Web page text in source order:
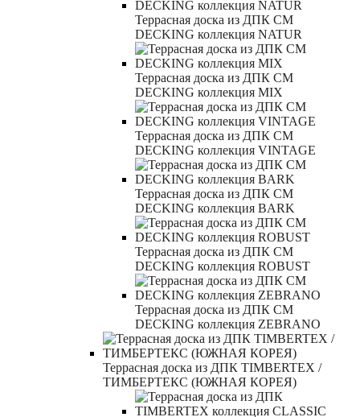
Террасная доска из ДПК CM
DECKING коллекция NATUR
Террасная доска из ДПК CM
DECKING коллекция MIX
Террасная доска из ДПК CM
DECKING коллекция VINTAGE
Террасная доска из ДПК CM
DECKING коллекция BARK
Террасная доска из ДПК CM
DECKING коллекция ROBUST
Террасная доска из ДПК CM
DECKING коллекция ZEBRANO
Террасная доска из ДПК TIMBERTEX /
ТИМБЕРТЕКС (ЮЖНАЯ КОРЕЯ)